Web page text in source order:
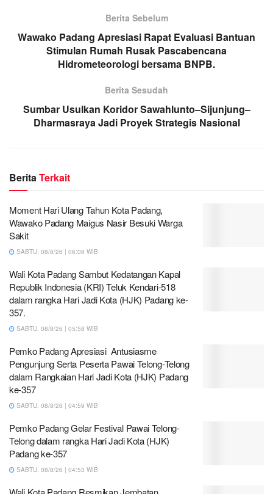
Berita Sebelum
Wawako Padang Apresiasi Rapat Evaluasi Bantuan
Stimulan Rumah Rusak Pascabencana
Hidrometeorologi bersama BNPB.
Berita Sesudah
Sumbar Usulkan Koridor Sawahlunto–Sijunjung–
Dharmasraya Jadi Proyek Strategis Nasional
BeritaTerkait
Moment Hari Ulang Tahun Kota Padang,
Wawako Padang Maigus Nasir Besuki Warga
Sakit
SABTU, 08/8/26 | 06:08 WIB
Wali Kota Padang Sambut Kedatangan Kapal
Republik Indonesia (KRI) Teluk Kendari-518
dalam rangka Hari Jadi Kota (HJK) Padang ke-
357.
SABTU, 08/8/26 | 05:58 WIB
Pemko Padang Apresiasi Antusiasme
Pengunjung Serta Peserta Pawai Telong-Telong
dalam Rangkaian Hari Jadi Kota (HJK) Padang
ke-357
SABTU, 08/8/26 | 04:59 WIB
Pemko Padang Gelar Festival Pawai Telong-
Telong dalam rangka Hari Jadi Kota (HJK)
Padang ke-357
SABTU, 08/8/26 | 04:53 WIB